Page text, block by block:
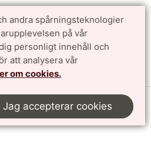
andra spårningsteknologier
på vår
personligt innehåll och
att analysera vår
om cookies.
Jag accepterar cookies
Sök